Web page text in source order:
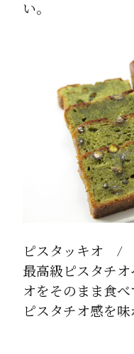
い。
ピスタッキオ /
最高級ピスタチ
オをそのまま食
ピスタチオ感を味